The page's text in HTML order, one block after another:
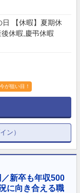
【休暇】夏期休
後休暇,慶弔休暇
今が狙い目！
ン）
新卒も年収500
に向き合える職